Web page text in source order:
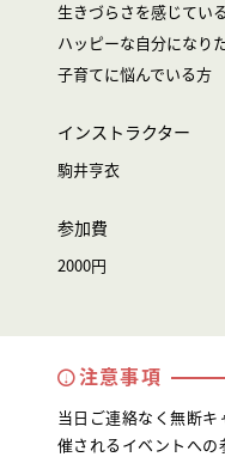
生きづらさを感じてい
ハッピーな自分になり
子育てに悩んでいる方
インストラクター
駒井亨衣
参加費
2000円
注意事項
当日ご連絡なく無断
催されるイベントへ